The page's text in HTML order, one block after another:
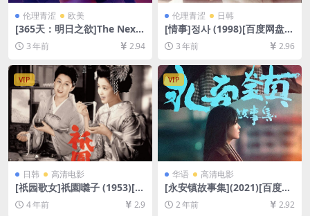
伦理青涩 欧美
[365天：明日之欲]The Next
365 Days (2022)[百度网盘
+夸克网盘1080P超清未删减
资源][网盘下载][MP4/6.8GB]
[中英字幕]【手机/平板无法在
线播放，请使用电脑下载防和
谐压缩包（含解压密码）】
3 年前 2.94
伦理青涩 日韩
[情事]정사 (1998)[百度网盘
+迅雷云盘资源1080P超清未
删减][MP4/6GB][韩语中字]
3 年前 2.96
VIP
日韩 高清电影
[祇园歌女]祇園囃子 (1953)[百
度网盘+迅雷云盘资源1080P
超清未删减][MP4/3.7GB][中
4 年前 2.9
VIP
华语 高清电影
[永安镇故事集](2021)[百度网
盘+夸克网盘1080P超清未删
减资源][网盘在线播放/下载]
2 年前 2.92